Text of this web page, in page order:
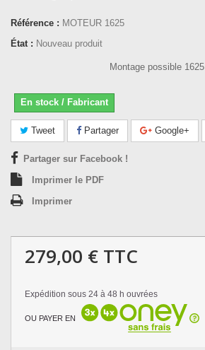
Référence : MOTEUR 1625
État : Nouveau produit
Montage possible 1625
En stock / Fabricant
Tweet Partager Google+
Partager sur Facebook !
Imprimer le PDF
Imprimer
279,00 € TTC
Expédition sous 24 à 48 h ouvrées
OU PAYER EN